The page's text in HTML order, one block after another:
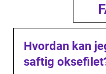
Hvordan kan
saftig